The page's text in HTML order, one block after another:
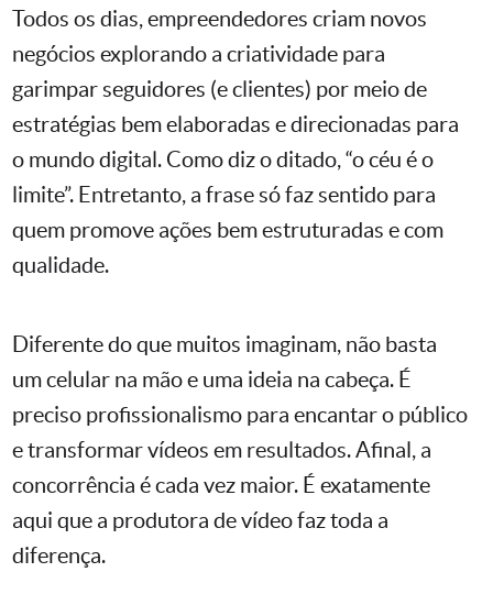
Todos os dias, empreendedores criam novos
negócios explorando a criatividade para
garimpar seguidores (e clientes) por meio de
estratégias bem elaboradas e direcionadas para
o mundo digital. Como diz o ditado, “o céu é o
limite”. Entretanto, a frase só faz sentido para
quem promove ações bem estruturadas e com
qualidade.
Diferente do que muitos imaginam, não basta
um celular na mão e uma ideia na cabeça. É
preciso profissionalismo para encantar o público
e transformar vídeos em resultados. Afinal, a
concorrência é cada vez maior. É exatamente
aqui que a produtora de vídeo faz toda a
diferença.